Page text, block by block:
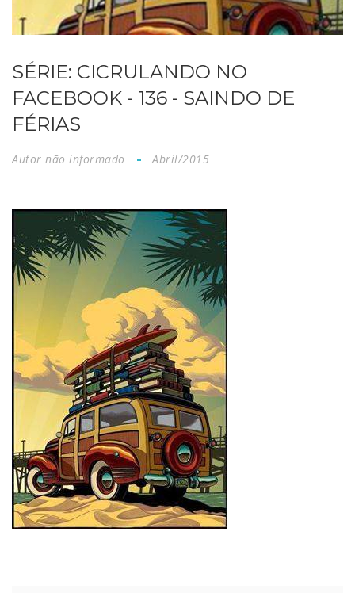
SÉRIE: CICRULANDO NO
FACEBOOK - 136 - SAINDO DE
FÉRIAS
Autor não informado Abril/2015